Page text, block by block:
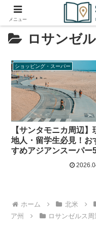
ロサンゼ
ショッピング・スーパー
【サンタモニカ周辺】
地人・留学生必見！お
すめアジアンスーパー
ホーム 北米
ア州
ロサンゼルス周
メニュー